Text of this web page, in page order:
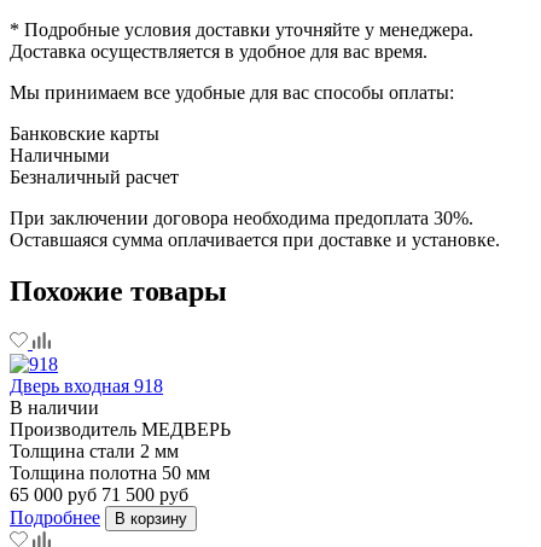
* Подробные условия доставки уточняйте у менеджера.
Доставка осуществляется в удобное для вас время.
Мы принимаем все удобные для вас способы оплаты:
Банковские карты
Наличными
Безналичный расчет
При заключении договора необходима предоплата 30%.
Оставшаяся сумма оплачивается при доставке и установке.
Похожие товары
Дверь входная 918
В наличии
Производитель МЕДВЕРЬ
Толщина стали 2 мм
Толщина полотна 50 мм
65 000 руб 71 500 руб
Подробнее
В корзину